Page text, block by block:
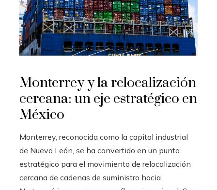
Monterrey y la relocalización
cercana: un eje estratégico en
México
Monterrey, reconocida como la capital industrial
de Nuevo León, se ha convertido en un punto
estratégico para el movimiento de relocalización
cercana de cadenas de suministro hacia